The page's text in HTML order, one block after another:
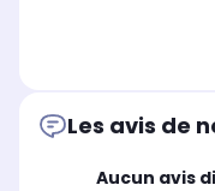
Les avis de
Aucun avis